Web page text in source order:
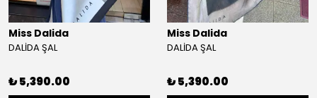
Miss Dalida
DALİDA ŞAL
₺ 5,390.00
Miss Dalida
DALİDA ŞAL
₺ 5,390.00